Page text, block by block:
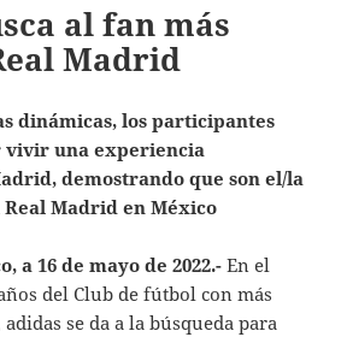
al fan más
Madrid
dinámicas, los participantes
vivir una experiencia
demostrando que son el/la
Real Madrid en México
a 16 de mayo de 2022.-En el
del Club de fútbol con más
se da a la búsqueda para